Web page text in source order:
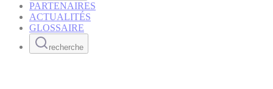
PARTENAIRES
ACTUALITÉS
GLOSSAIRE
recherche